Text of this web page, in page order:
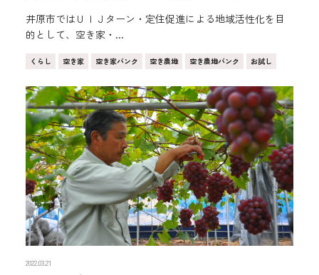
井原市ではＵＩＪターン・定住促進による地域活性化を目
的として、空き家・...
くらし 空き家 空き家バンク 空き農地 空き農地バンク お試し
2022.03.21